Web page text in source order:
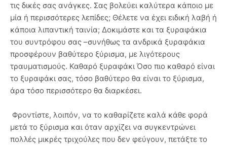
τις δικές σας ανάγκες. Σας βολεύει καλύτερα κάποιο με
μία ή περισσότερες λεπίδες; Θέλετε να έχει ειδική λαβή ή
κάποια λιπαντική ταινία; Δοκιμάστε και τα ξυραφάκια
του συντρόφου σας –συνήθως τα ανδρικά ξυραφάκια
προσφέρουν βαθύτερο ξύρισμα, με λιγότερους
τραυματισμούς. Καθαρό ξυραφάκι Όσο πιο καθαρό είναι
το ξυραφάκι σας, τόσο βαθύτερο θα είναι το ξύρισμα,
άρα τόσο περισσότερο θα διαρκέσει.
Φροντίστε, λοιπόν, να το καθαρίζετε καλά κάθε φορά
μετά το ξύρισμα και όταν αρχίζει να συγκεντρώνει
πολλές μικρές τριχούλες που δεν φεύγουν, πετάξτε το